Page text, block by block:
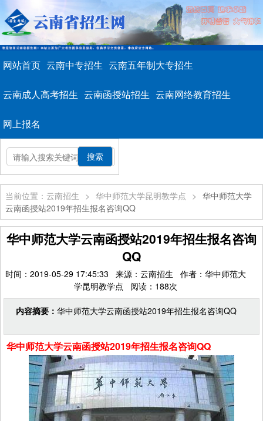
网站首页 云南中专招生 云南五年制大专招生
云南成人高考招生 云南函授站招生 云南网络教育招生
网上报名
当前位置：云南招生 > 华中师范大学昆明教学点 > 华中师范大学
云南函授站2019年招生报名咨询QQ
华中师范大学云南函授站2019年招生报名咨询
QQ
时间：2019-05-29 17:45:33 来源：云南招生 作者：华中师范大
学昆明教学点 阅读：188次
内容摘要： 华中师范大学云南函授站2019年招生报名咨询QQ
华中师范大学云南函授站2019年招生报名咨询QQ